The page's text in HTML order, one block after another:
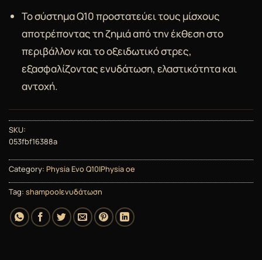
Το σύστημα Q10 προστατεύει τους μίσχους
αποτρέποντας τη ζημιά από την έκθεση στο
περιβάλλον και το οξειδωτικό στρες,
εξασφαλίζοντας ενυδάτωση, ελαστικότητα και
αντοχή.
SKU:
053fbf16388a
Category: Physia Evo Q10|Physia oe
Tag: shampoo|ενυδάτωση